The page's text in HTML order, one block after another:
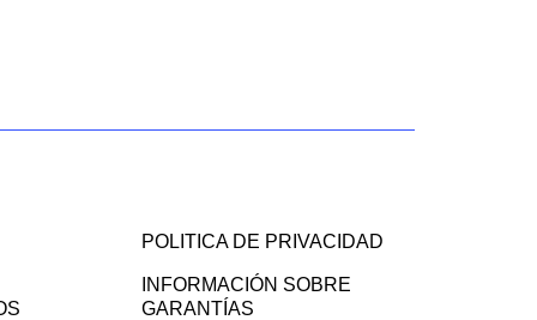
POLITICA DE PRIVACIDAD
INFORMACIÓN SOBRE
GARANTÍAS